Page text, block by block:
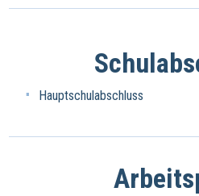
Hauptschulabschluss